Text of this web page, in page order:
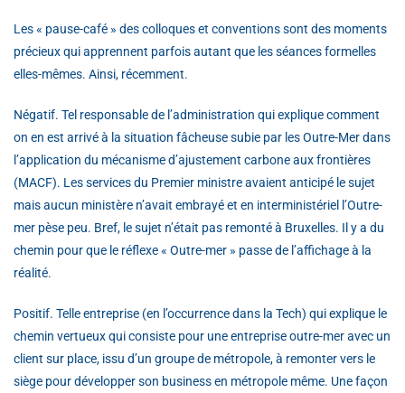
Les « pause-café » des colloques et conventions sont des moments
précieux qui apprennent parfois autant que les séances formelles
elles-mêmes. Ainsi, récemment.
Négatif. Tel responsable de l’administration qui explique comment
on en est arrivé à la situation fâcheuse subie par les Outre-Mer dans
l’application du mécanisme d’ajustement carbone aux frontières
(MACF). Les services du Premier ministre avaient anticipé le sujet
mais aucun ministère n’avait embrayé et en interministériel l’Outre-
mer pèse peu. Bref, le sujet n’était pas remonté à Bruxelles. Il y a du
chemin pour que le réflexe « Outre-mer » passe de l’affichage à la
réalité.
Positif. Telle entreprise (en l’occurrence dans la Tech) qui explique le
chemin vertueux qui consiste pour une entreprise outre-mer avec un
client sur place, issu d’un groupe de métropole, à remonter vers le
siège pour développer son business en métropole même. Une façon